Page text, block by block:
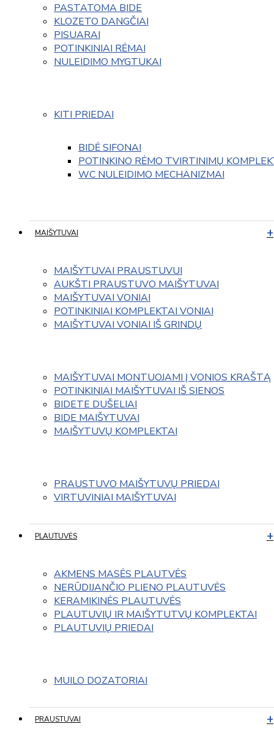
PASTATOMA BIDE
KLOZETO DANGČIAI
PISUARAI
POTINKINIAI RĖMAI
NULEIDIMO MYGTUKAI
KITI PRIEDAI
BIDĖ SIFONAI
POTINKINO RĖMO TVIRTINIMŲ
WC NULEIDIMO MECHANIZMAI
MAIŠYTUVAI
MAIŠYTUVAI PRAUSTUVUI
AUKŠTI PRAUSTUVO MAIŠYTUVAI
MAIŠYTUVAI VONIAI
POTINKINIAI KOMPLEKTAI VONIAI
MAIŠYTUVAI VONIAI IŠ GRINDŲ
MAIŠYTUVAI MONTUOJAMI Į VONIOS KRAŠTĄ
POTINKINIAI MAIŠYTUVAI IŠ SIENOS
BIDETE DUŠELIAI
BIDE MAIŠYTUVAI
MAIŠYTUVŲ KOMPLEKTAI
PRAUSTUVO MAIŠYTUVŲ PRIEDAI
VIRTUVINIAI MAIŠYTUVAI
PLAUTUVĖS
AKMENS MASĖS PLAUTVĖS
NERŪDIJANČIO PLIENO PLAUTUVĖS
KERAMIKINĖS PLAUTUVĖS
PLAUTUVIŲ IR MAIŠYTUTVŲ KOMPLEKTAI
PLAUTUVIŲ PRIEDAI
MUILO DOZATORIAI
PRAUSTUVAI